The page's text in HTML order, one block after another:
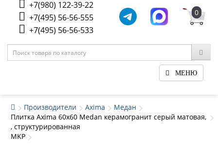
+7(980) 122-39-22
+7(495) 56-56-555
+7(495) 56-56-533
0
МЕНЮ
Производители Axima
Медан
Плитка Axima 60x60 Medan керамогранит серый матовая,
, структурированная
MKP